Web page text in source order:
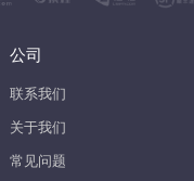
公司
联系我们
关于我们
常见问题